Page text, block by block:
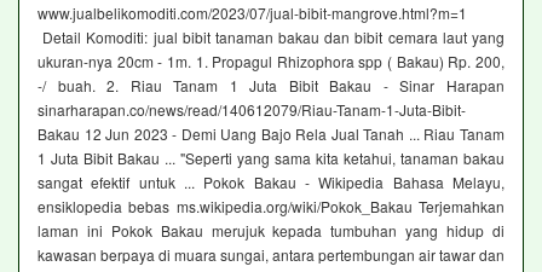
www.jualbelikomoditi.com/2023/07/jual-bibit-mangrove.html?m=1
Detail Komoditi: jual bibit tanaman bakau dan bibit cemara laut yang
ukuran-nya 20cm - 1m. 1. Propagul Rhizophora spp ( Bakau) Rp. 200,
-/ buah. 2. Riau Tanam 1 Juta Bibit Bakau - Sinar Harapan
sinarharapan.co/news/read/140612079/Riau-Tanam-1-Juta-Bibit-
Bakau 12 Jun 2023 - Demi Uang Bajo Rela Jual Tanah ... Riau Tanam
1 Juta Bibit Bakau ... "Seperti yang sama kita ketahui, tanaman bakau
sangat efektif untuk ... Pokok Bakau - Wikipedia Bahasa Melayu,
ensiklopedia bebas ms.wikipedia.org/wiki/Pokok_Bakau Terjemahkan
laman ini Pokok Bakau merujuk kepada tumbuhan yang hidup di
kawasan berpaya di muara sungai, antara pertembungan air tawar dan